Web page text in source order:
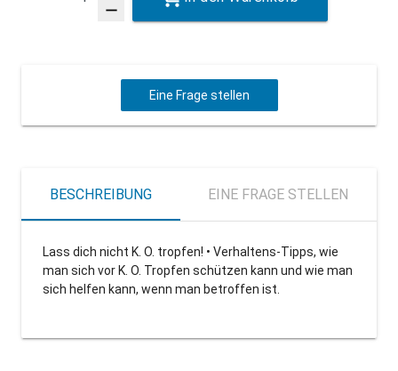
remove
Eine Frage stellen
BESCHREIBUNG EINE FRAGE STELLEN
Lass dich nicht K. O. tropfen! • Verhaltens-Tipps, wie
man sich vor K. O. Tropfen schützen kann und wie man
sich helfen kann, wenn man betroffen ist.